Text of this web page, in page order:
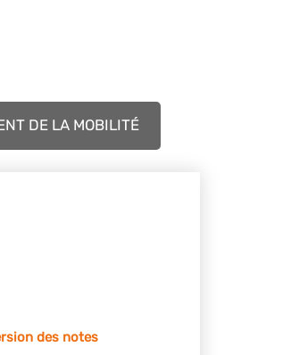
DE LA MOBILITÉ
des notes